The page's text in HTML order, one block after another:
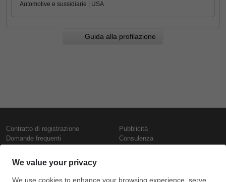
Automotive e sussidiarie | USA
Guida alla profilazione
Contratto di registrazione
Domande frequenti
Presentazione
Contattaci
Termini di utilizzo
Pubblicità
Consulenza